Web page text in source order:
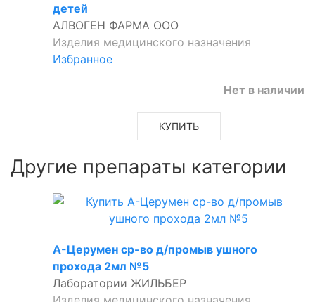
детей
АЛВОГЕН ФАРМА ООО
Изделия медицинского назначения
Избранное
Нет в наличии
КУПИТЬ
Другие препараты категории
А-Церумен ср-во д/промыв ушного
прохода 2мл №5
Лаборатории ЖИЛЬБЕР